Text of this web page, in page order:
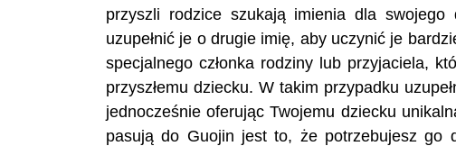
przyszli rodzice szukają imienia dla
uzupełnić je o drugie imię, aby uczynić je
specjalnego członka rodziny lub przyjaciela,
przyszłemu dziecku. W takim przypadku
jednocześnie oferując Twojemu dziecku
pasują do Guojin jest to, że potrzebujesz go